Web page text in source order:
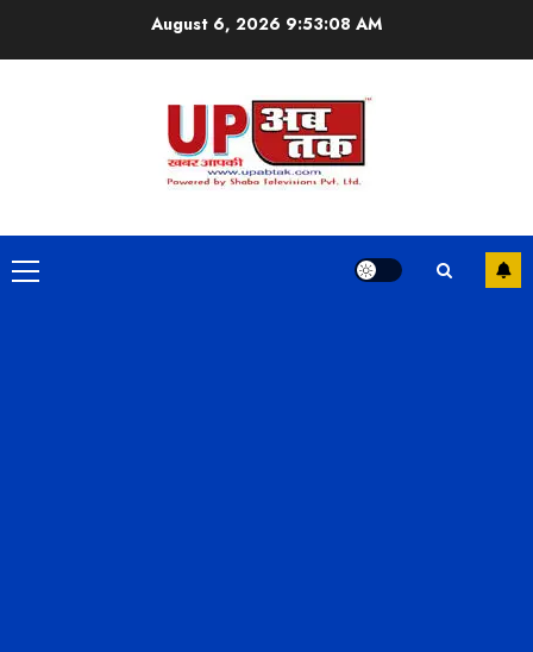
August 6, 2026 9:53:09 AM
Primary